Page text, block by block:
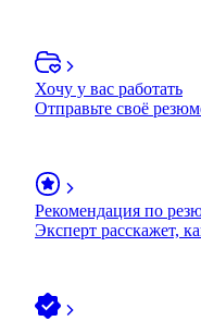
Хочу у вас работать
Отправьте своё
Рекомендация по
Эксперт расскажет,